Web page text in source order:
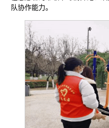
队协作能力。